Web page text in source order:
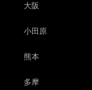
大阪
小田原
熊本
多摩